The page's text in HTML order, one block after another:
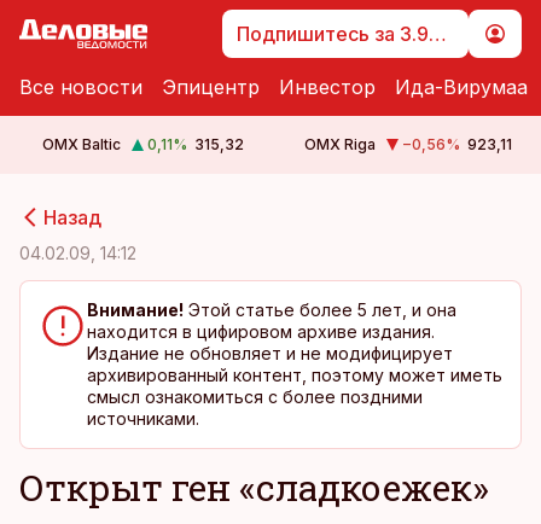
Подпишитесь за 3.99 €
Все новости Эпицентр Инвестор Ида-Вирумаа
OMX Baltic 0,11% 315,32 OMX Riga −0,56% 923,11
Назад
04.02.09, 14:12
Внимание! Этой статье более 5 лет, и она
находится в цифировом архиве издания.
Издание не обновляет и не модифицирует
архивированный контент, поэтому может иметь
смысл ознакомиться с более поздними
источниками.
Открыт ген «сладкоежек»